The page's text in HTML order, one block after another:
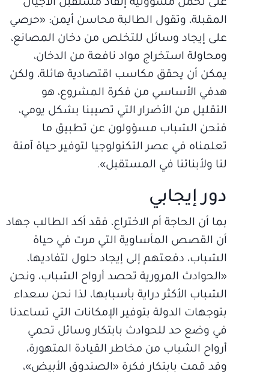
على تحمل مسؤولية إنقاذ مستقبل الأجيال
المقبلة، وتقول الطالبة محاسن أيمن: «حرصي
على إيجاد وسائل للتخلص من دخان المصانع،
ومحاولة استخراج مواد نافعة من الدخان،
يمكن أن يحقق مكاسب اقتصادية هائلة، ولكن
هدفي الأساسي من فكرة المشروع، هو
التقليل من الأضرار التي تصيبنا بشكل يومي،
فنحن الشباب مسؤولون عن تطبيق ما
تعلمناه في عصر التكنولوجيا لتوفير حياة آمنة
لنا ولأبنائنا في المستقبل».
دور إيجابي
بما أن الحاجة أم الاختراع، فقد أكد الطالب جهاد
أن القصص المأساوية التي مرت في حياة
الشباب، دفعتهم إلى إيجاد حلول لتفاديها،
«الحوادث المرورية تحصد أرواح الشباب، ونحن
الشباب الأكثر دراية بأسبابها، لذا نحن سعداء
بتوجهات الدولة بتوفير الإمكانات التي تساعدنا
في وضع حد للحوادث بابتكار وسائل تحمي
أرواح الشباب من مخاطر القيادة المتهورة،
وقد قمت بابتكار فكرة «الصندوق الأبيض»،